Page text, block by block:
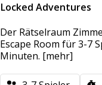
Locked Adventures
Der Rätselraum
Escape Room für 3-7
Minuten. [mehr]